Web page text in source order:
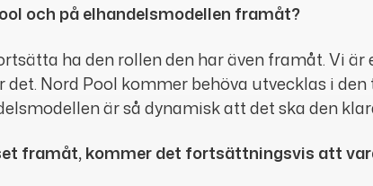
och på elhandelsmodellen framåt?
ha den rollen den har även framåt. Vi
Nord Pool kommer behöva utvecklas i
är så dynamisk att det ska den
framåt, kommer det fortsättningsvis att